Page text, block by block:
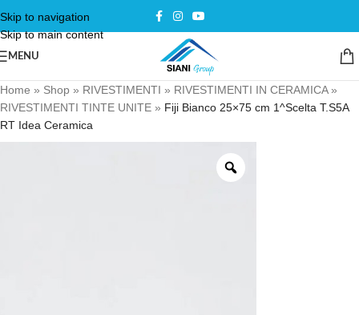
Skip to navigation
Skip to main content
MENU
Home » Shop » RIVESTIMENTI » RIVESTIMENTI IN CERAMICA»
RIVESTIMENTI TINTE UNITE » Fiji Bianco 25×75 cm 1^Scelta T.S5A
RT Idea Ceramica